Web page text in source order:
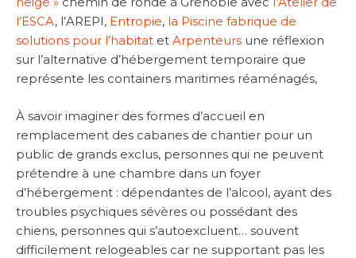
l’ESCA, l’AREPI, Entropie, la Piscine fabrique de
solutions pour l’habitat et Arpenteurs une réflexion
sur l’alternative d’hébergement temporaire que
représente les containers maritimes réaménagés,
À savoir imaginer des formes d’accueil en
remplacement des cabanes de chantier pour un
public de grands exclus, personnes qui ne peuvent
prétendre à une chambre dans un foyer
d’hébergement : dépendantes de l’alcool, ayant des
troubles psychiques sévères ou possédant des
chiens, personnes qui s’autoexcluent… souvent
difficilement relogeables car ne supportant pas les